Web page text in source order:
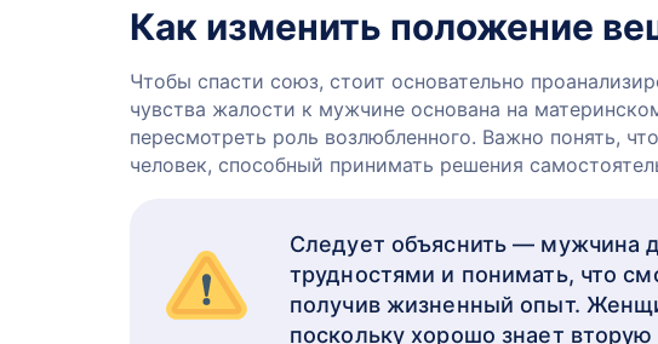
Как изменить положение
Чтобы спасти союз, стоит основательно
чувства жалости к мужчине основана на
пересмотреть роль возлюбленного. Важно понять,
человек, способный принимать решения
Следует объяснить — мужчина
трудностями и понимать, что
получив жизненный опыт.
поскольку хорошо знает